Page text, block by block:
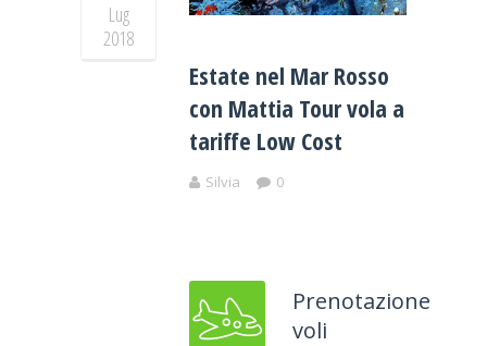
Lug
2018
Estate nel Mar Rosso
con Mattia Tour vola a
tariffe Low Cost
Silvia 0
Prenotazione
voli